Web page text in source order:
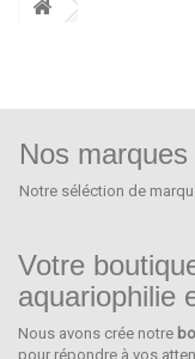
Nos
Notre séléction de
Votre
aquariophilie
Nous avons crée notre
pour répondre à vos